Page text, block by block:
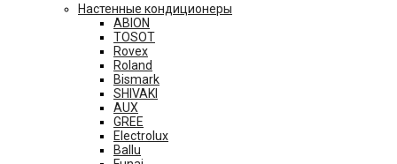
Настенные кондиционеры
ABION
TOSOT
Rovex
Roland
Bismark
SHIVAKI
AUX
GREE
Electrolux
Ballu